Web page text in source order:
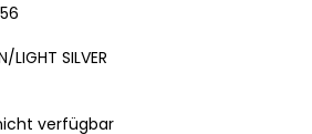
LIGHT SILVER
verfügbar